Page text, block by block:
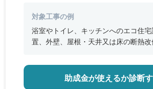
対象工事の例
浴室やトイレ、キッチンへのエコ住
置、外壁、屋根・天井又は床の断熱
のバリアフリー改修
助成金が使えるか診断